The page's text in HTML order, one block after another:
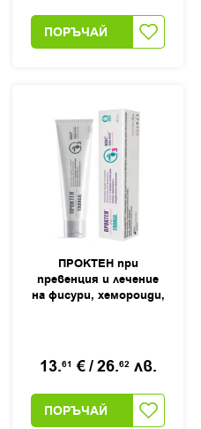
ПОРЪЧАЙ
ПРОКТЕН при
превенция и лечение
на фисури, хемороиди,
40мл
13.61 €/26.62 лв.
ПОРЪЧАЙ